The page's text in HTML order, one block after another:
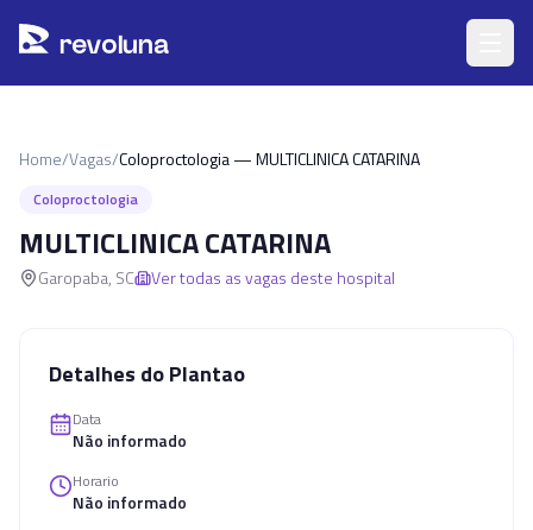
revoluna
Home/Vagas/Coloproctologia — MULTICLINICA CATARINA
Coloproctologia
MULTICLINICA CATARINA
Garopaba, SC Ver todas as vagas deste hospital
Detalhes do Plantao
Data
Não informado
Horario
Não informado